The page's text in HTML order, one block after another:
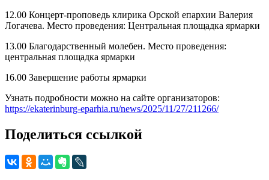
12.00 Концерт-проповедь клирика Орской епархии Валерия
Логачева. Место проведения: Центральная площадка ярмарки
13.00 Благодарственный молебен. Место проведения:
центральная площадка ярмарки
16.00 Завершение работы ярмарки
Узнать подробности можно на сайте организаторов:
https://ekaterinburg-eparhia.ru/news/2025/11/27/211266/
Поделиться ссылкой